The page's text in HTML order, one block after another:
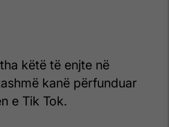
këtë të enjte në
kanë përfunduar
e Tik Tok.